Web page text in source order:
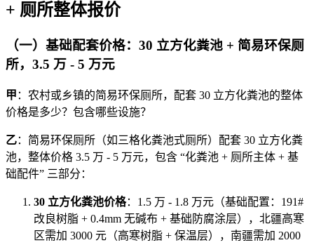
+ 厕所整体报价
（一）基础配套价格：30 立方化粪池 + 简易环保厕
所，3.5 万 - 5 万元
甲 ：农村或乡镇的简易环保厕所，配套 30 立方化粪池的整体
价格是多少？包含哪些设施？
乙：简易环保厕所（如三格化粪池式厕所）配套 30 立方化粪
池，整体价格 3.5 万 - 5 万元，包含 “化粪池 + 厕所主体 + 基
础配件” 三部分：
30 立方化粪池价格：1.5 万 - 1.8 万元（基础配置：191#
改良树脂 + 0.4mm 无碱布 + 基础防腐涂层），北疆高寒
区需加 3000 元（高寒树脂 + 保温层），南疆需加 2000